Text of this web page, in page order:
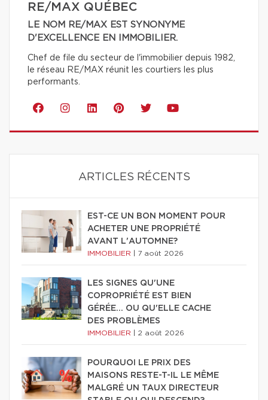
RE/MAX QUÉBEC
LE NOM RE/MAX EST SYNONYME
D'EXCELLENCE EN IMMOBILIER.
Chef de file du secteur de l'immobilier depuis 1982,
le réseau RE/MAX réunit les courtiers les plus
performants.
ARTICLES RÉCENTS
EST-CE UN BON MOMENT POUR
ACHETER UNE PROPRIÉTÉ
AVANT L'AUTOMNE?
IMMOBILIER 7 août 2026
LES SIGNES QU'UNE
COPROPRIÉTÉ EST BIEN
GÉRÉE… OU QU'ELLE CACHE
DES PROBLÈMES
IMMOBILIER 2 août 2026
POURQUOI LE PRIX DES
MAISONS RESTE-T-IL LE MÊME
MALGRÉ UN TAUX DIRECTEUR